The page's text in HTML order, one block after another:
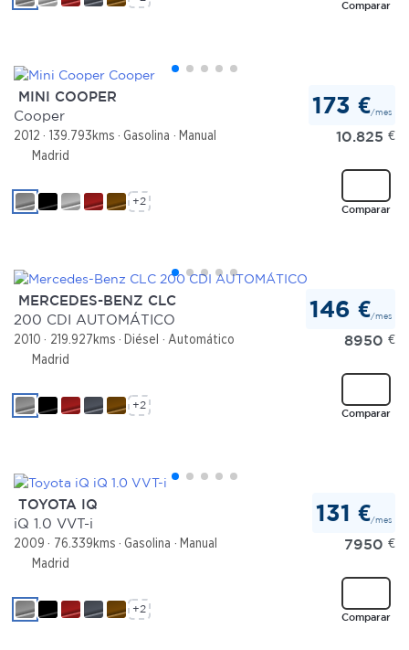
Comparar
MINI COOPER
Cooper
2012 139.793kms Gasolina
Manual
Madrid
173 €/mes
10.825 €
Comparar
+2
MERCEDES-BENZ CLC
200 CDI AUTOMÁTICO
2010 219.927kms Diésel
Automático
Madrid
146 €/mes
8950 €
Comparar
+2
TOYOTA IQ
iQ 1.0 VVT-i
2009 76.339kms Gasolina
Manual
Madrid
131 €/mes
7950 €
Comparar
+2